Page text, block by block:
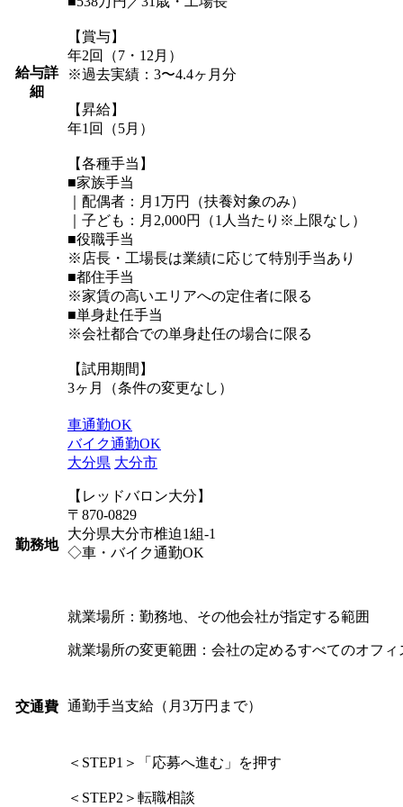
給与詳
細
【賞与】
年2回（7・12月）
※過去実績：3〜4.4ヶ月分
【昇給】
年1回（5月）
【各種手当】
■家族手当
｜配偶者：月1万円（扶養対象のみ）
｜子ども：月2,000円（1人当たり※上限なし）
■役職手当
※店長・工場長は業績に応じて特別手当あり
■都住手当
※家賃の高いエリアへの定住者に限る
■単身赴任手当
※会社都合での単身赴任の場合に限る
【試用期間】
3ヶ月（条件の変更なし）
勤務地
車通勤OK
バイク通勤OK
大分県 大分市
【レッドバロン大分】
〒870-0829
大分県大分市椎迫1組-1
◇車・バイク通勤OK
就業場所：勤務地、その他会社が指定する範囲
就業場所の変更範囲：会社の定めるすべてのオフィ
交通費 通勤手当支給（月3万円まで）
＜STEP1＞「応募へ進む」を押す
＜STEP2＞転職相談